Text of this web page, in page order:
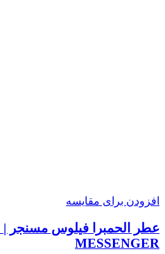
افزودن برای مقایسه
MESSENGER